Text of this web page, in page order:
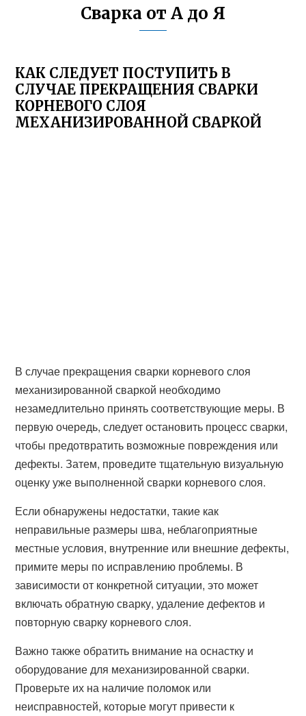
Сварка от А до Я
КАК СЛЕДУЕТ ПОСТУПИТЬ В
СЛУЧАЕ ПРЕКРАЩЕНИЯ СВАРКИ
КОРНЕВОГО СЛОЯ
МЕХАНИЗИРОВАННОЙ СВАРКОЙ
В случае прекращения сварки корневого слоя
механизированной сваркой необходимо
незамедлительно принять соответствующие меры. В
первую очередь, следует остановить процесс сварки,
чтобы предотвратить возможные повреждения или
дефекты. Затем, проведите тщательную визуальную
оценку уже выполненной сварки корневого слоя.
Если обнаружены недостатки, такие как
неправильные размеры шва, неблагоприятные
местные условия, внутренние или внешние дефекты,
примите меры по исправлению проблемы. В
зависимости от конкретной ситуации, это может
включать обратную сварку, удаление дефектов и
повторную сварку корневого слоя.
Важно также обратить внимание на оснастку и
оборудование для механизированной сварки.
Проверьте их на наличие поломок или
неисправностей, которые могут привести к